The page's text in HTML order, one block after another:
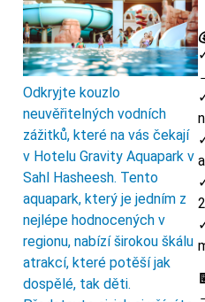
Odkryjte kouzlo
neuvěřitelných vodních
zážitků, které na vás čekají
v Hotelu Gravity Aquapark v
Sahl Hasheesh. Tento
aquapark, který je jedním z
nejlépe hodnocených v
regionu, nabízí širokou škálu
atrakcí, které potěší jak
dospělé, tak děti.